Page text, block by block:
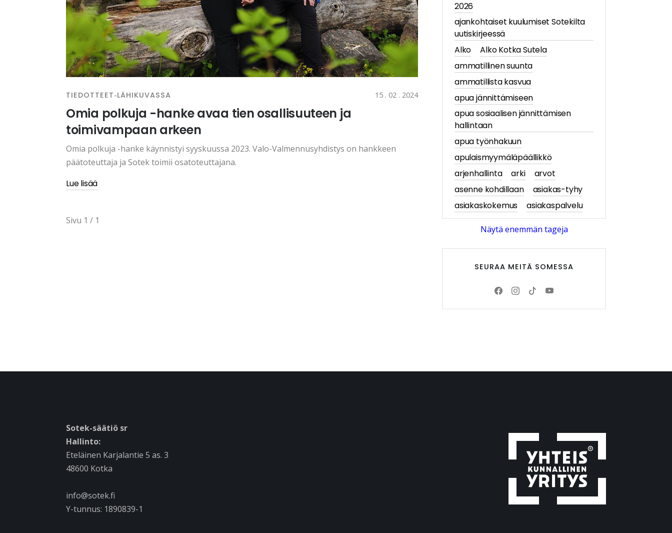
TIEDOTTEET-LÄHIKUVASSA 15 . 02 . 2024
Omia polkuja -hanke avaa tien osallisuuteen ja
toimivampaan arkeen
Omia polkuja -hanke käynnistyi syyskuussa 2023. Valo-Valmennusyhdistys on hankkeen
päätoteuttaja ja Sotek toimii osatoteuttajana.
Lue lisää
Sivu 1 / 1
2026
ajankohtaiset kuulumiset Sotekilta
uutiskirjeessä
Alko
Alko Kotka Sutela
ammatillinen suunta
ammatillista kasvua
apua jännittämiseen
apua sosiaalisen jännittämisen
hallintaan
apua työnhakuun
apulaismyymäläpäällikkö
arjenhallinta
arki
arvot
asenne kohdillaan
asiakas-tyhy
asiakaskokemus
asiakaspalvelu
asiakastarina
asiakastarinat
asiakasymmärrys
asiantuntijablogi
askartelu
askartelu- ja käsityötuotteet
digiopastaja-kurssi
digitaalisuus
digitaidot haltuun
digitaitojen opettelu
Näytä enemmän tageja
SEURAA MEITÄ SOMESSA
Sotek-säätiö sr
Hallinto:
Eteläinen Karjalantie 5 as. 3
48600 Kotka
info@sotek.fi
Y-tunnus: 1890839-1